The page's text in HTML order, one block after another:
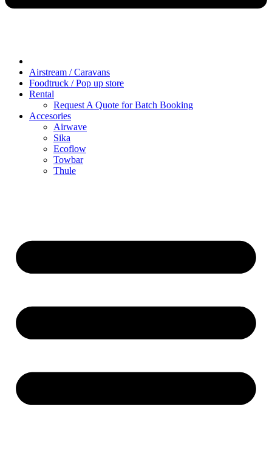
Airstream / Caravans
Foodtruck / Pop up store
Rental
Request A Quote for Batch Booking
Accesories
Airwave
Sika
Ecoflow
Towbar
Thule